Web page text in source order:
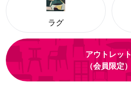
ラグ
アウトレット
（会員限定）